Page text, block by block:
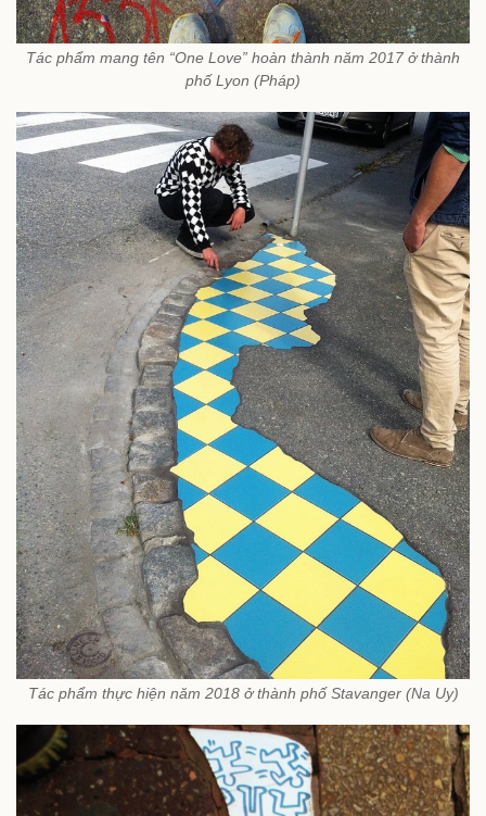
Tác phẩm mang tên “One Love” hoàn thành năm 2017 ở thành
phố Lyon (Pháp)
Tác phẩm thực hiện năm 2018 ở thành phố Stavanger (Na Uy)